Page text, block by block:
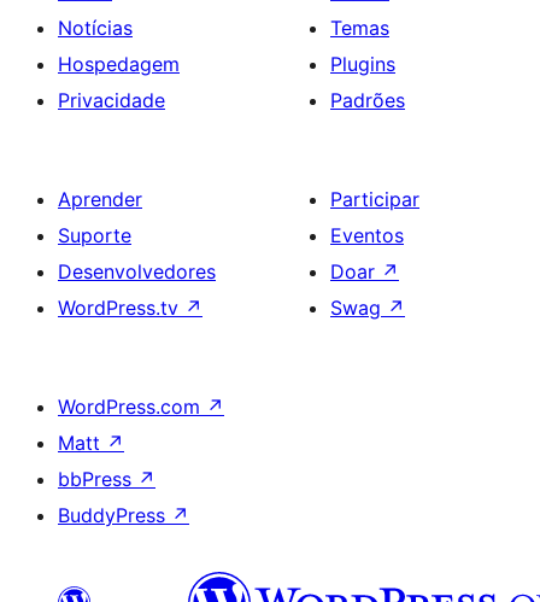
Notícias
Hospedagem
Privacidade
Temas
Plugins
Padrões
Aprender
Suporte
Desenvolvedores
WordPress.tv ↗
Participar
Eventos
Doar ↗
Swag ↗
WordPress.com ↗
Matt ↗
bbPress ↗
BuddyPress ↗